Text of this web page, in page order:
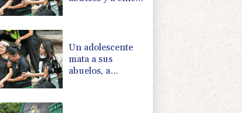
Un adolescente
mata a sus
abuelos, a